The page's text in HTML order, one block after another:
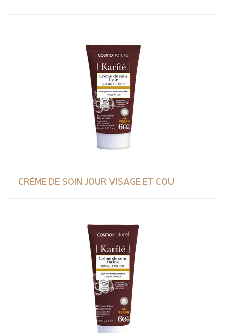
CRÈME DE SOIN JOUR VISAGE ET COU